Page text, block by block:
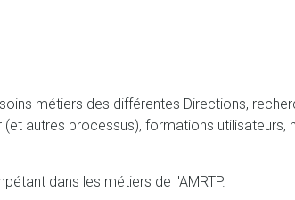
métiers des différentes Directions,
autres processus), formations utilisateurs,
dans les métiers de l'AMRTP.